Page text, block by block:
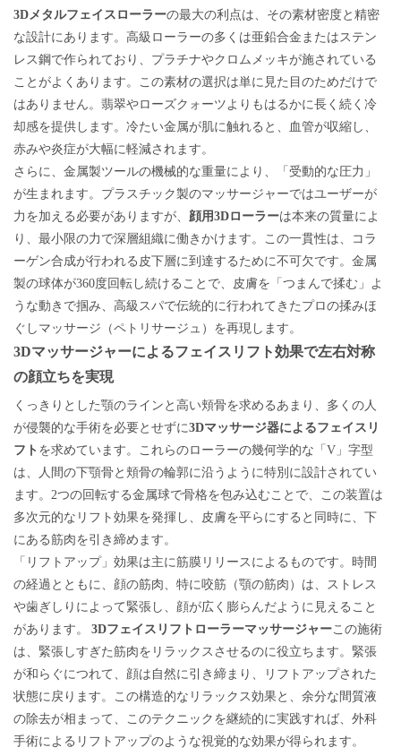
3Dメタルフェイスローラーの最大の利点は、 その素材密度と精密
な設計にあります。高級ローラーの多くは亜鉛合金またはステン
レス鋼で作られており、プラチナやクロムメッキが施されている
ことがよくあります。この素材の選択は単に見た目のためだけで
はありません。翡翠やローズクォーツよりもはるかに長く続く冷
却感を提供します。冷たい金属が肌に触れると、血管が収縮し、
赤みや炎症が大幅に軽減されます。
さらに、金属製ツールの機械的な重量により、「受動的な圧力」
が生まれます。プラスチック製のマッサージャーではユーザーが
力を加える必要がありますが、 顔用3Dローラーは本来の質量によ
り、最小限の力で深層組織に働きかけます。この一貫性は、コラ
ーゲン合成が行われる皮下層に到達するために不可欠です。金属
製の球体が360度回転し続けることで、皮膚を「つまんで揉む」よ
うな動きで掴み、高級スパで伝統的に行われてきたプロの揉みほ
ぐしマッサージ（ペトリサージュ）を再現します。
3Dマッサージャーによるフェイスリフト効果で左右対称
の顔立ちを実現
くっきりとした顎のラインと高い頬骨を求めるあまり、多くの人
が侵襲的な手術を必要とせずに3Dマッサージ器によるフェイスリ
フト を求めています。これらのローラーの幾何学的な「V」字型
は、人間の下顎骨と頬骨の輪郭に沿うように特別に設計されてい
ます。2つの回転する金属球で骨格を包み込むことで、この装置は
多次元的なリフト効果を発揮し、皮膚を平らにすると同時に、下
にある筋肉を引き締めます。
「リフトアップ」効果は主に筋膜リリースによるものです。時間
の経過とともに、顔の筋肉、特に咬筋（顎の筋肉）は、ストレス
や歯ぎしりによって緊張し、顔が広く膨らんだように見えること
があります。
3Dフェイスリフトローラーマッサージャーこの施術
は、緊張しすぎた筋肉をリラックスさせるのに役立ちます。緊張
が和らぐにつれて、顔は自然に引き締まり、リフトアップされた
状態に戻ります。この構造的なリラックス効果と、余分な間質液
の除去が相まって、このテクニックを継続的に実践すれば、外科
手術によるリフトアップのような視覚的な効果が得られます。